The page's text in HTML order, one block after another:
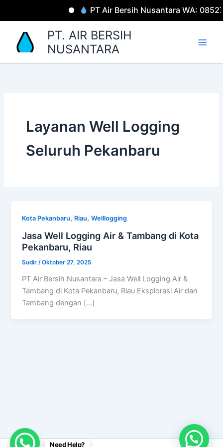
PT Air Bersih Nusantara WA:
PT. AIR BERSIH
NUSANTARA
Layanan Well Logging
Seluruh Pekanbaru
Kota Pekanbaru, Riau,Welllogging
Jasa Well Logging Air & Tambang di Kota
Pekanbaru, Riau
Sudir /Oktober 27, 2025
PT Air Bersih Nusantara – Jasa Well Logging Air &
Tambang di Kota Pekanbaru, Riau Eksplorasi Air dan
Tambang dengan […]
Need Help?